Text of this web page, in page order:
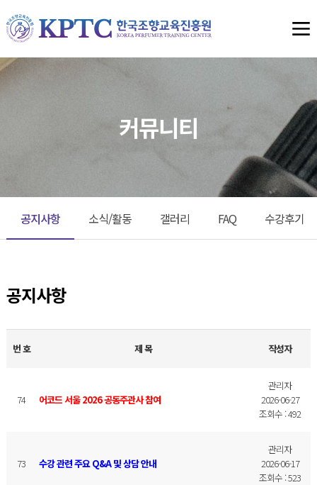
커뮤니티
공지사항 소식/활동 갤러리 FAQ 수강후기
공지사항
번 호 제 목 작성자
74 어코드 서울 2026 공동주관사 참여
관리자
2026-06-27
조회수 : 492
73 수강 관련 주요 Q&A 및 상담 안내
관리자
2026-06-17
조회수 : 523